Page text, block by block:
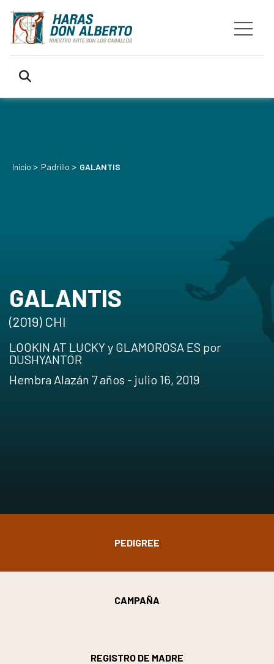
Inicio > Padrillo > GALANTIS
GALANTIS
(2019) CHI
LOOKIN AT LUCKY y GLAMOROSA ES por
DUSHYANTOR
Hembra Alazán 7 años - julio 16, 2019
PEDIGREE
CAMPAÑA
REGISTRO DE MADRE